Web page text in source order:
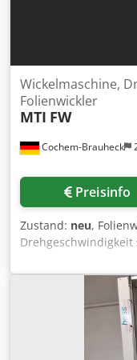
Cochem-Brauheck
Wickelmaschine,
Folienwickler
MTI FW
Preisinfo
Zustand: neu,
Tischdurchmesser
oder automatische
Verschiedene
unterschiedlichsten